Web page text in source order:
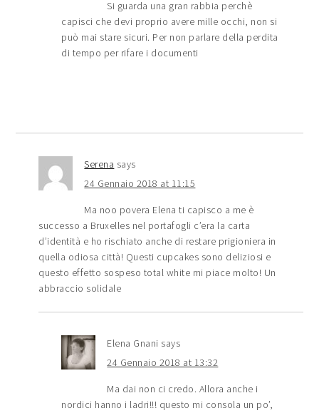
Si guarda una gran rabbia perchè
capisci che devi proprio avere mille occhi, non si
può mai stare sicuri. Per non parlare della perdita
di tempo per rifare i documenti
Serena says
24 Gennaio 2018 at 11:15
Ma noo povera Elena ti capisco a me è
successo a Bruxelles nel portafogli c’era la carta
d’identità e ho rischiato anche di restare prigioniera in
quella odiosa città! Questi cupcakes sono deliziosi e
questo effetto sospeso total white mi piace molto! Un
abbraccio solidale
Elena Gnani says
24 Gennaio 2018 at 13:32
Ma dai non ci credo. Allora anche i
nordici hanno i ladri!!! questo mi consola un po’,